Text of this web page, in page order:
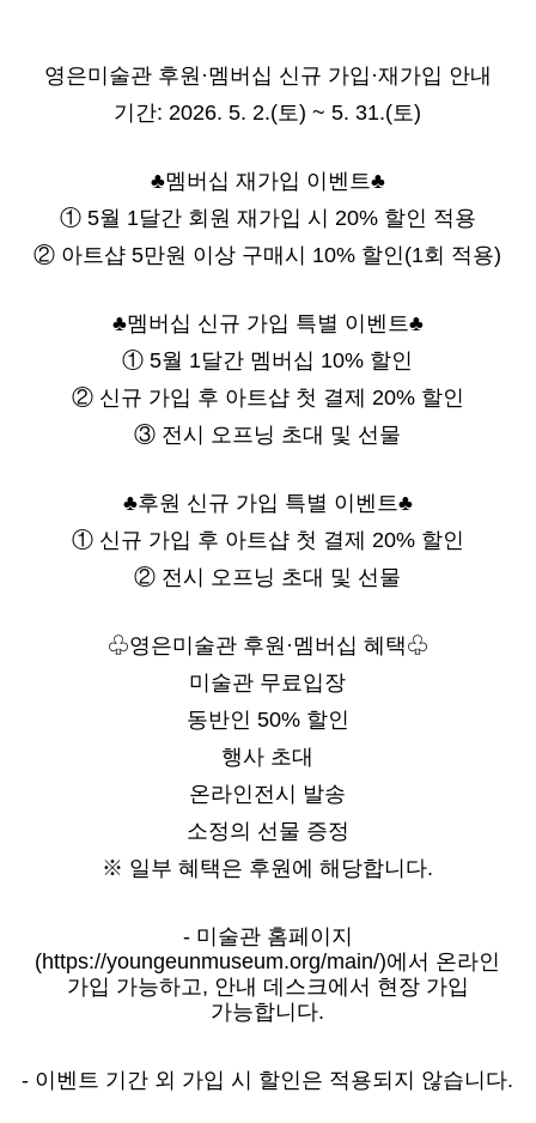
영은미술관 후원·멤버십 신규 가입·재가입 안내
기간: 2026. 5. 2.(토) ~ 5. 31.(토)
♣멤버십 재가입 이벤트♣
① 5월 1달간 회원 재가입 시 20% 할인 적용
② 아트샵 5만원 이상 구매시 10% 할인(1회 적용)
♣멤버십 신규 가입 특별 이벤트♣
① 5월 1달간 멤버십 10% 할인
② 신규 가입 후 아트샵 첫 결제 20% 할인
③ 전시 오프닝 초대 및 선물
♣후원 신규 가입 특별 이벤트♣
① 신규 가입 후 아트샵 첫 결제 20% 할인
② 전시 오프닝 초대 및 선물
♧영은미술관 후원·멤버십 혜택♧
미술관 무료입장
동반인 50% 할인
행사 초대
온라인전시 발송
소정의 선물 증정
※ 일부 혜택은 후원에 해당합니다.
- 미술관 홈페이지
(https://youngeunmuseum.org/main/)에서 온라인
가입 가능하고, 안내 데스크에서 현장 가입
가능합니다.
- 이벤트 기간 외 가입 시 할인은 적용되지 않습니다.